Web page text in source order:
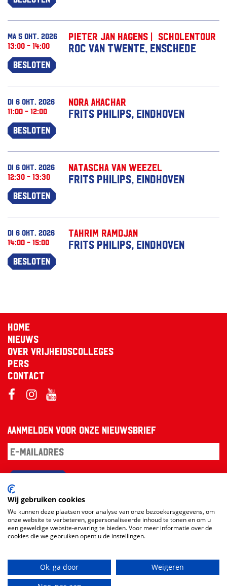
Pieter Jan Hagens | Scholentour
ROC van Twente, Enschede
ma 5 okt. 2026
13:00 - 14:00
Besloten
Nora Akachar
Frits Philips, Eindhoven
di 6 okt. 2026
11:00 - 12:00
Besloten
Natascha van Weezel
Frits Philips, Eindhoven
di 6 okt. 2026
12:30 - 13:30
Besloten
Tahrim Ramdjan
Frits Philips, Eindhoven
di 6 okt. 2026
14:00 - 15:00
Besloten
Home
Nieuws
Over Vrijheidscolleges
Pers
Contact
Aanmelden voor onze nieuwsbrief
Website en design: RAMDATHvsLoudmouth
Wij gebruiken cookies
We kunnen deze plaatsen voor analyse van onze bezoekersgegevens, om
onze website te verbeteren, gepersonaliseerde inhoud te tonen en om u
een geweldige website-ervaring te bieden. Voor meer informatie over de
cookies die we gebruiken opent u de instellingen.
Ok, ga door
Weigeren